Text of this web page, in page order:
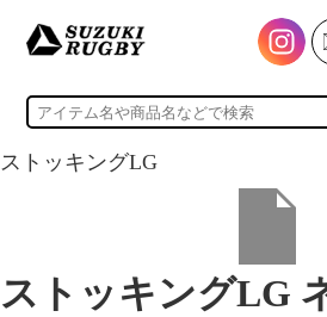
ストッキングLG
ストッキングLG